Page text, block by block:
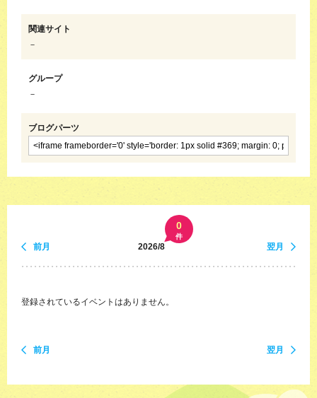
関連サイト
－
グループ
－
ブログパーツ
前月 2026/8
0
件
翌月
登録されているイベントはありません。
前月 翌月